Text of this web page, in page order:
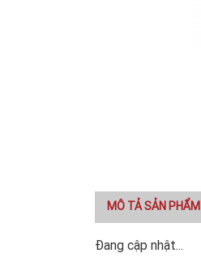
MÔ TẢ SẢN PHẨM
Đang cập nhật...